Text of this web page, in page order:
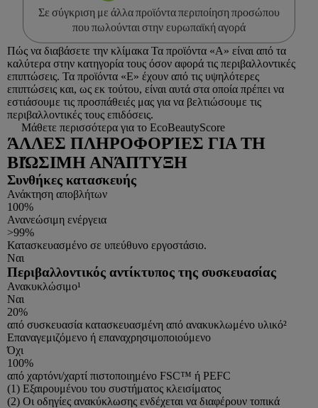
Σε σύγκριση με άλλα προϊόντα περιποίηση προσώπου
που πωλούνται στην ευρωπαϊκή αγορά
Πώς να διαβάσετε την κλίμακα Τα προϊόντα «Α» είναι από τα
καλύτερα στην κατηγορία τους όσον αφορά τις περιβαλλοντικές
επιπτώσεις. Τα προϊόντα «Ε» έχουν από τις υψηλότερες
επιπτώσεις και, ως εκ τούτου, είναι αυτά στα οποία πρέπει να
εστιάσουμε τις προσπάθειές μας για να βελτιώσουμε τις
περιβαλλοντικές τους επιδόσεις.
Μάθετε περισσότερα για το EcoBeautyScore
ΆΛΛΕΣ ΠΛΗΡΟΦΟΡΊΕΣ ΓΙΑ ΤΗ
ΒΙΏΣΙΜΗ ΑΝΆΠΤΥΞΗ
Συνθήκες κατασκευής
Ανάκτηση αποβλήτων
100%
Ανανεώσιμη ενέργεια
>99%
Κατασκευασμένο σε υπεύθυνο εργοστάσιο.
Ναι
Περιβαλλοντικός αντίκτυπος της συσκευασίας
Ανακυκλώσιμο¹
Ναι
20%
από συσκευασία κατασκευασμένη από ανακυκλωμένο υλικό²
Επαναγεμιζόμενο ή επαναχρησιμοποιούμενο
Όχι
100%
από χαρτόνι/χαρτί πιστοποιημένο FSC™ ή PEFC
Footnotes
(1) Εξαιρουμένου του συστήματος κλεισίματος
(2) Οι οδηγίες ανακύκλωσης ενδέχεται να διαφέρουν τοπικά